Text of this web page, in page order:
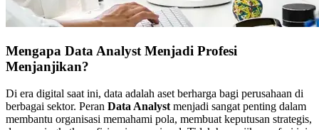
Mengapa Data Analyst Menjadi Profesi
Menjanjikan?
Di era digital saat ini, data adalah aset berharga bagi perusahaan di
berbagai sektor. Peran Data Analyst menjadi sangat penting dalam
membantu organisasi memahami pola, membuat keputusan strategis,